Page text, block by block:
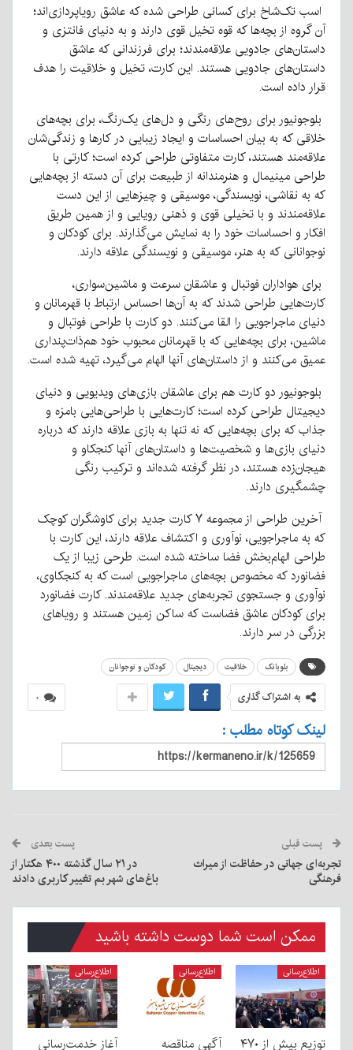
اسب تک‌شاخ برای کسانی طراحی شده که عاشق رویاپردازی‌اند؛
آن گروه از بچه‌ها که قوه تخیل قوی دارند و به دنیای فانتزی و
داستان‌های جادویی علاقه‌مندند؛ برای فرزندانی که عاشق
داستان‌های جادویی هستند. این کارت، تخیل و خلاقیت را هدف
قرار داده است.
بلوجونیور برای روح‌های رنگی و دل‌های یک‌رنگ، برای بچه‌های
خلاقی که به بیان احساسات و ایجاد زیبایی در کارها و زندگی‌شان
علاقه‌مند هستند، کارت متفاوتی طراحی کرده است؛ کارتی با
طراحی مینیمال و هنرمندانه از طبیعت برای آن دسته از بچه‌هایی
که به نقاشی، نویسندگی، موسیقی و چیزهایی از این دست
علاقه‌مندند و با تخیلی قوی و ذهنی رویایی و از همین طریق
افکار و احساسات خود را به نمایش می‌گذارند. برای کودکان و
نوجوانانی که به هنر، موسیقی و نویسندگی علاقه دارند.
برای هواداران فوتبال و عاشقان سرعت و ماشین‌سواری،
کارت‌هایی طراحی شدند که به آن‌ها احساس ارتباط با قهرمانان و
دنیای ماجراجویی را القا می‌کنند. دو کارت با طراحی فوتبال و
ماشین، برای بچه‌هایی که با قهرمانان محبوب خود هم‌ذات‌پنداری
عمیق می‌کنند و از داستان‌های آنها الهام می‌گیرد، تهیه شده است.
بلوجونیور دو کارت هم برای عاشقان بازی‌های ویدیویی و دنیای
دیجیتال طراحی کرده است؛ کارت‌هایی با طراحی‌هایی بامزه و
جذاب که برای بچه‌هایی که نه تنها به بازی علاقه دارند که درباره
دنیای بازی‌ها و شخصیت‌ها و داستان‌های آنها کنجکاو و
هیجان‌زده هستند، در نظر گرفته شده‌اند و ترکیب رنگی
چشمگیری دارند.
آخرین طراحی از مجموعه ۷ کارت جدید برای کاوشگران کوچک
که به ماجراجویی، نوآوری و اکتشاف علاقه دارند، این کارت با
طراحی الهام‌بخش فضا ساخته شده است. طرحی زیبا از یک
فضانورد که مخصوص بچه‌های ماجراجویی است که به کنجکاوی،
نوآوری و جستجوی تجربه‌های جدید علاقه‌مندند. کارت فضانورد
برای کودکان عاشق فضاست که ساکن زمین هستند و رویاهای
بزرگی در سر دارند.
بلوبانک خلاقیت دیجیتال کودکان و نوجوانان
۰ به اشتراک گذاری
لینک کوتاه مطلب :
پست قبلی
تجربه‌ای جهانی در حفاظت از میراث
فرهنگی
پست بعدی
در ۲۱ سال گذشته ۴۰۰ هکتار از
باغ‌های شهر بم تغییر کاربری دادند
ممکن است شما دوست داشته باشید
اطلاع‌رسانی
توزیع بیش از ۴۷۰
اطلاع‌رسانی
آگهی مناقصه
اطلاع‌رسانی
آغاز خدمت‌رسانی